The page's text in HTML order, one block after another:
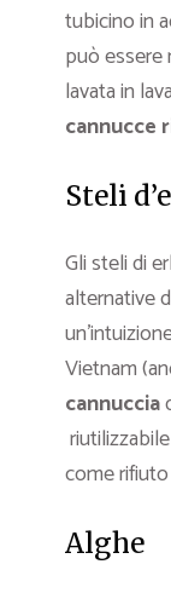
tubicino in
può
lavata in
cannucce
Steli
Gli steli di
alternative
Vietnam
cannuccia
come
Alghe